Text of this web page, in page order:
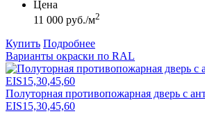
Цена
11 000 руб./м2
Купить Подробнее
Варианты окраски по RAL
Полуторная противопожарная дверь с
EIS15,30,45,60